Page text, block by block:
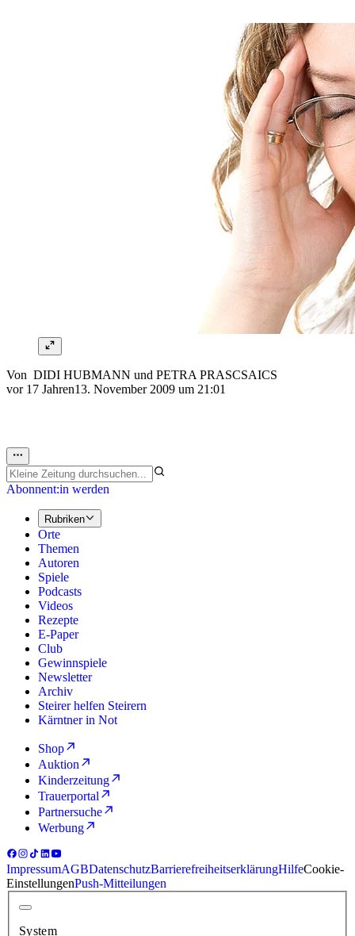
Von DIDI HUBMANN und PETRA PRASCSAICS
vor 17 Jahren13. November 2009 um 21:01
Abonnent:in werden
Rubriken
Orte
Themen
Autoren
Spiele
Podcasts
Videos
Rezepte
E-Paper
Club
Gewinnspiele
Newsletter
Archiv
Steirer helfen Steirern
Kärntner in Not
Shop
Auktion
Kinderzeitung
Trauerportal
Partnersuche
Werbung
ImpressumAGBDatenschutzBarrierefreiheitserklärungHilfeCookie-
EinstellungenPush-Mitteilungen
System